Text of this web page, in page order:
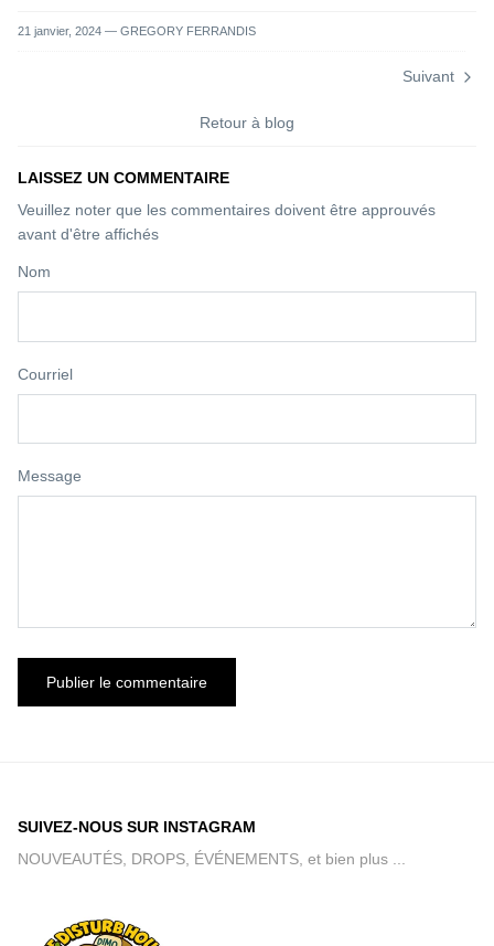
21 janvier, 2024 — GREGORY FERRANDIS
Retour à blog
Suivant
LAISSEZ UN COMMENTAIRE
Veuillez noter que les commentaires doivent être approuvés
avant d'être affichés
Nom
Courriel
Message
SUIVEZ-NOUS SUR INSTAGRAM
NOUVEAUTÉS, DROPS, ÉVÉNEMENTS, et bien plus ...
POUR FAIRE PARTIE DE LA DISTURB FAMILY
ÉVÉNEMENT - SESSION SKATE
Soumettre